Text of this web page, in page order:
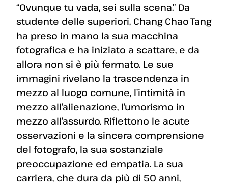
“Ovunque tu vada, sei sulla scena.” Da
studente delle superiori, Chang Chao-Tang
ha preso in mano la sua macchina
fotografica e ha iniziato a scattare, e da
allora non si è più fermato. Le sue
immagini rivelano la trascendenza in
mezzo al luogo comune, l’intimità in
mezzo all’alienazione, l’umorismo in
mezzo all’assurdo. Riflettono le acute
osservazioni e la sincera comprensione
del fotografo, la sua sostanziale
preoccupazione ed empatia. La sua
carriera, che dura da più di 50 anni,